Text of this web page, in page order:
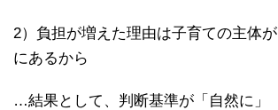
2）負担が増えた理由は子育ての主体
にあるから
…結果として、判断基準が「自然に」